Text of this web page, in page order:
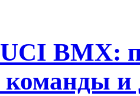
BMX:
команды и